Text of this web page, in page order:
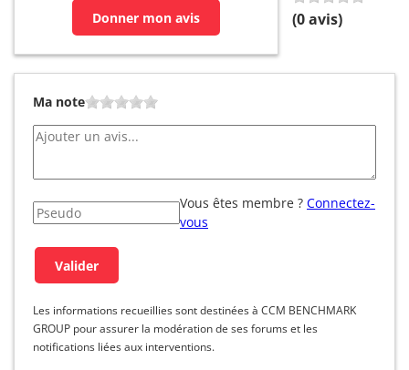
Donner mon avis
(0avis)
Ma note
Vous êtes membre ? Connectez-
vous
Les informations recueillies sont destinées à CCM BENCHMARK
GROUP pour assurer la modération de ses forums et les
notifications liées aux interventions.